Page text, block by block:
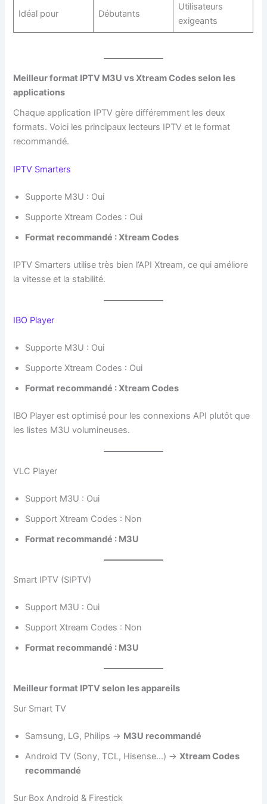
Idéal pour Débutants
Utilisateurs
exigeants
Meilleur format IPTV M3U vs Xtream Codes selon les
applications
Chaque application IPTV gère différemment les deux
formats. Voici les principaux lecteurs IPTV et le format
recommandé.
IPTV Smarters
Supporte M3U : Oui
Supporte Xtream Codes : Oui
Format recommandé : Xtream Codes
IPTV Smarters utilise très bien l’API Xtream, ce qui améliore
la vitesse et la stabilité.
IBO Player
Supporte M3U : Oui
Supporte Xtream Codes : Oui
Format recommandé : Xtream Codes
IBO Player est optimisé pour les connexions API plutôt que
les listes M3U volumineuses.
VLC Player
Support M3U : Oui
Support Xtream Codes : Non
Format recommandé : M3U
Smart IPTV (SIPTV)
Support M3U : Oui
Support Xtream Codes : Non
Format recommandé : M3U
Meilleur format IPTV selon les appareils
Sur Smart TV
Samsung, LG, Philips → M3U recommandé
Android TV (Sony, TCL, Hisense…) →Xtream Codes
recommandé
Sur Box Android & Firestick